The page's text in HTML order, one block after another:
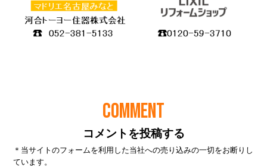
COMMENT
コメントを投稿する
＊当サイトのフォームを利用した当社への売り込みの一切をお断りし
ています。